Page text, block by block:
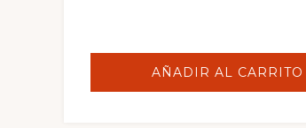
AÑADIR AL CARRITO